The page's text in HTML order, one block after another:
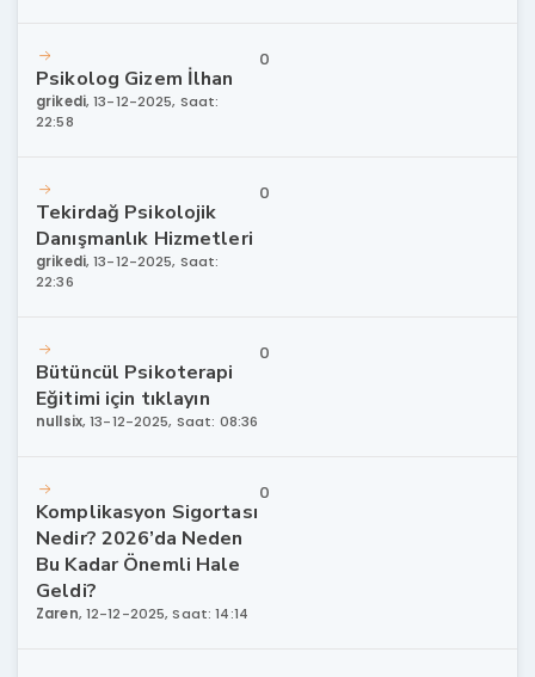
Psikolog Gizem İlhan
grikedi,13-12-2025, Saat:
22:58
0
Tekirdağ Psikolojik
Danışmanlık Hizmetleri
grikedi,13-12-2025, Saat:
22:36
0
Bütüncül Psikoterapi
Eğitimi için tıklayın
nullsix,13-12-2025, Saat: 08:36
0
Komplikasyon Sigortası
Nedir? 2026’da Neden
Bu Kadar Önemli Hale
Geldi?
Zaren, 12-12-2025, Saat: 14:14
0